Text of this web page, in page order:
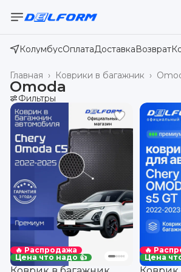
КолумбусОплатаДоставкаВозврат
Коврики в багажник ›
Главная ›
Omoda
Фильтры
🔥 Распродажа
Цена что надо 👍
🔥
Цена